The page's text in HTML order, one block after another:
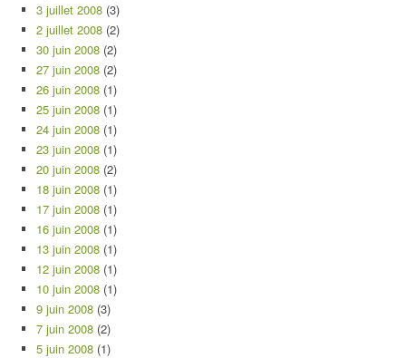
3 juillet 2008 (3)
2 juillet 2008 (2)
30 juin 2008 (2)
27 juin 2008 (2)
26 juin 2008 (1)
25 juin 2008 (1)
24 juin 2008 (1)
23 juin 2008 (1)
20 juin 2008 (2)
18 juin 2008 (1)
17 juin 2008 (1)
16 juin 2008 (1)
13 juin 2008 (1)
12 juin 2008 (1)
10 juin 2008 (1)
9 juin 2008 (3)
7 juin 2008 (2)
5 juin 2008 (1)